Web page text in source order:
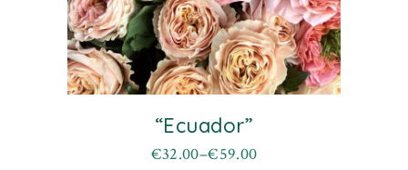
“Ecuador”
€32.00–€59.00